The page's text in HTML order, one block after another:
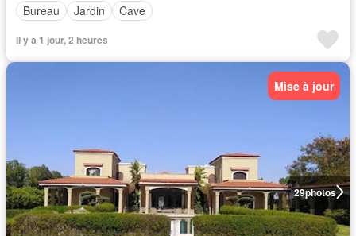
Bureau
Jardin Cave
Il y a 1 jour, 2 heures
29photos
Mise à jour